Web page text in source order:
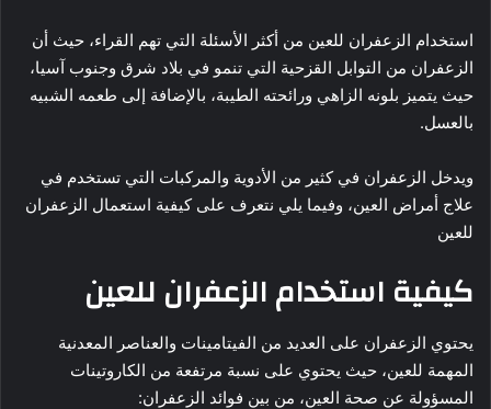
استخدام الزعفران للعين من أكثر الأسئلة التي تهم القراء، حيث أن
الزعفران من التوابل القزحية التي تنمو في بلاد شرق وجنوب آسيا،
حيث يتميز بلونه الزاهي ورائحته الطيبة، بالإضافة إلى طعمه الشبيه
بالعسل.
ويدخل الزعفران في كثير من الأدوية والمركبات التي تستخدم في
علاج أمراض العين، وفيما يلي نتعرف على كيفية استعمال الزعفران
للعين
كيفية استخدام الزعفران للعين
يحتوي الزعفران على العديد من الفيتامينات والعناصر المعدنية
المهمة للعين، حيث يحتوي على نسبة مرتفعة من الكاروتينات
المسؤولة عن صحة العين، من بين فوائد الزعفران: